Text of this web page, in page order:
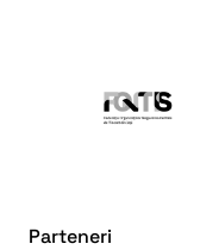
Parteneri